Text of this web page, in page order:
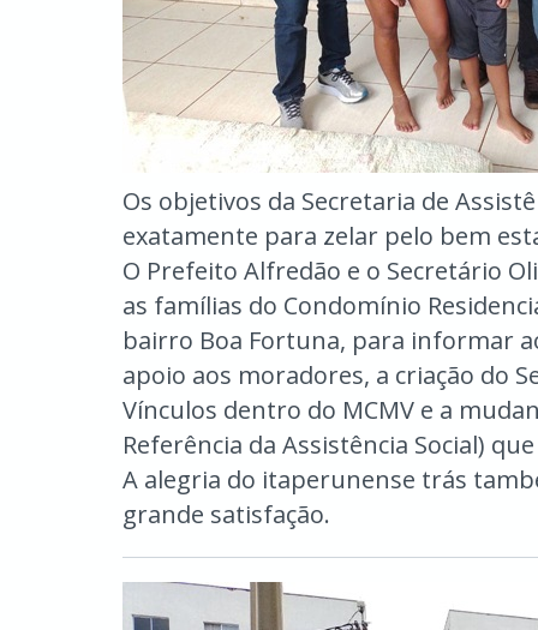
Os objetivos da Secretaria de
exatamente para zelar pelo bem
O Prefeito Alfredão e o Secretário
as famílias do Condomínio
bairro Boa Fortuna, para informar
apoio aos moradores, a criação do
Vínculos dentro do MCMV e a
Referência da Assistência Social)
A alegria do itaperunense trás
grande satisfação.